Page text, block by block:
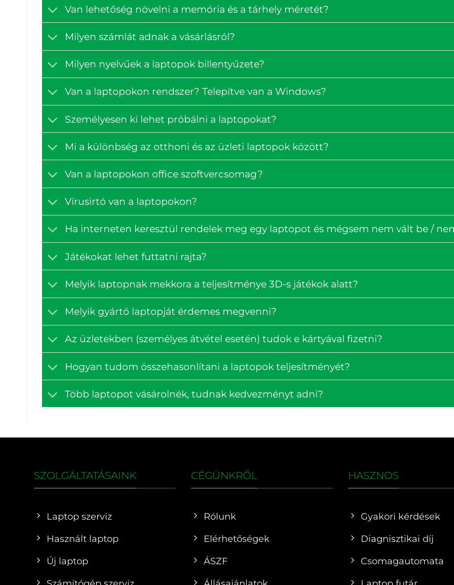
Van lehetőség növelni a memória és a tárhely méretét?
Milyen számlát adnak a vásárlásról?
Milyen nyelvűek a laptopok billentyűzete?
Van a laptopokon rendszer? Telepítve van a Windows?
Személyesen ki lehet próbálni a laptopokat?
Mi a különbség az otthoni és az üzleti laptopok között?
Van a laptopokon office szoftvercsomag?
Vírusirtó van a laptopokon?
Ha interneten keresztül rendelek meg egy laptopot és mégsem nem vált be /
Játékokat lehet futtatni rajta?
Melyik laptopnak mekkora a teljesítménye 3D-s játékok alatt?
Melyik gyártó laptopját érdemes megvenni?
Az üzletekben (személyes átvétel esetén) tudok e kártyával fizetni?
Hogyan tudom összehasonlítani a laptopok teljesítményét?
Több laptopot vásárolnék, tudnak kedvezményt adni?
SZOLGÁLTATÁSAINK
Laptop szerviz
Használt laptop
Új laptop
CÉGÜNKRŐL
Rólunk
Elérhetőségek
ÁSZF
HASZNOS
Gyakori kérdések
Diagnisztikai díj
Csomagautomata